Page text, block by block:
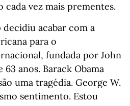
cada vez mais prementes.
acabar com a
para o
fundada por John
63 anos. Barack Obama
uma tragédia. George W.
sentimento. Estou